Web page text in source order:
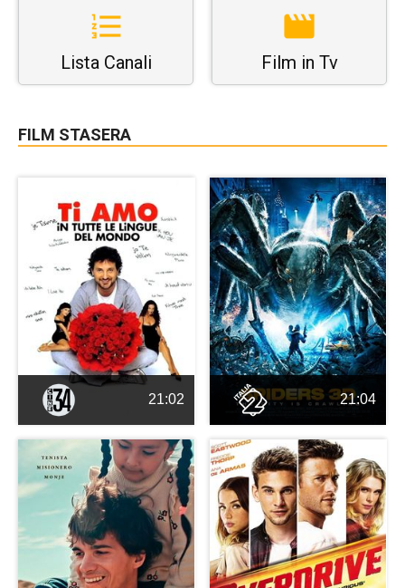
Lista Canali Film in Tv
FILM STASERA
21:02 21:04